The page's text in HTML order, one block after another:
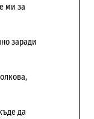
ми за
заради
да